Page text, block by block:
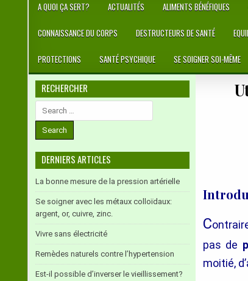
A QUOI ÇA SERT? ACTUALITÉS ALIMENTS BÉNÉFIQUES
CONNAISSANCE DU CORPS DESTRUCTEURS DE SANTÉ
PROTECTIONS SANTÉ PSYCHIQUE SE SOIGNER SOI-MÊME
C
pas de
moitié,
RECHERCHER
Search
for:
DERNIERS ARTICLES
La bonne mesure de la pression artérielle
Se soigner avec les métaux colloïdaux:
argent, or, cuivre, zinc.
Vivre sans électricité
Remèdes naturels contre l’hypertension
Est-il possible d’inverser le vieillissement?